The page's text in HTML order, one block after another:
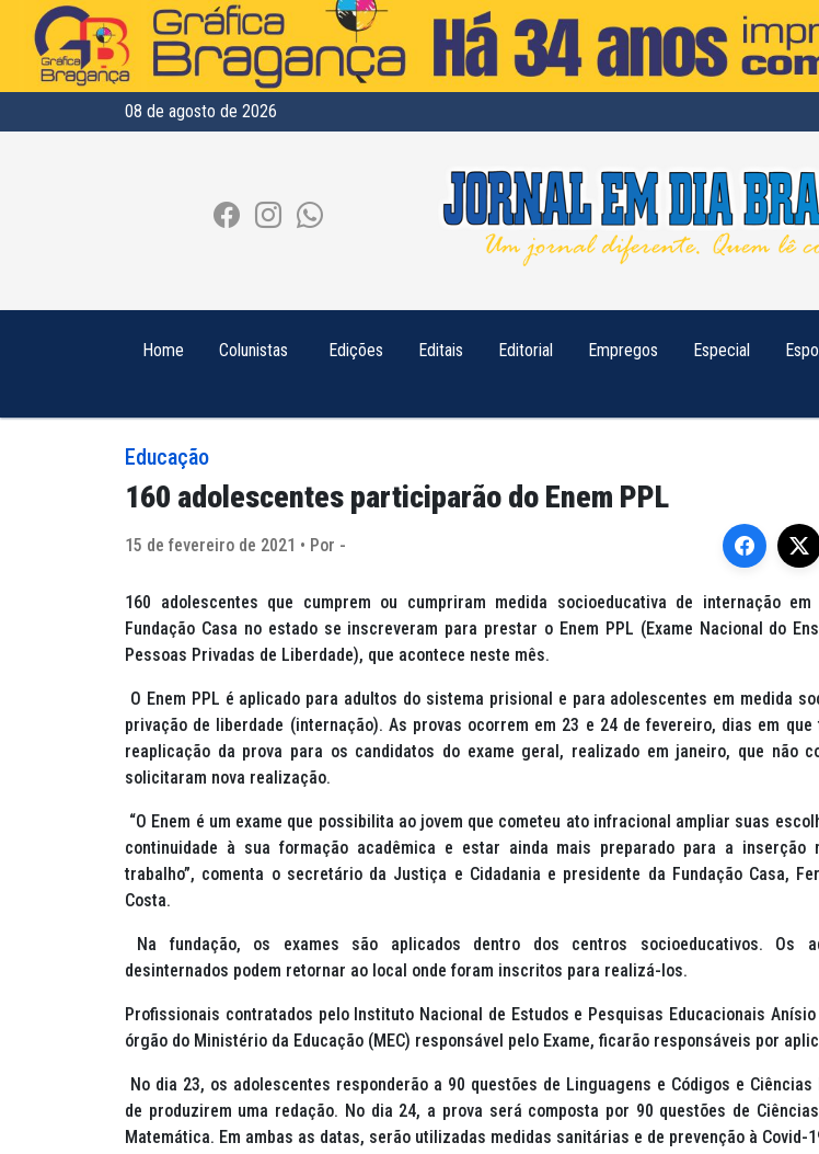
08 de agosto de 2026
Home Colunistas Edições Editais Editorial Empregos Especial
Educação
160 adolescentes participarão do Enem PPL
15 de fevereiro de 2021 • Por -
160 adolescentes que cumprem ou cumpriram medida socioeducativa de internação
Fundação Casa no estado se inscreveram para prestar o Enem PPL (Exame Nacional do
Pessoas Privadas de Liberdade), que acontece neste mês.
O Enem PPL é aplicado para adultos do sistema prisional e para adolescentes em medida
privação de liberdade (internação). As provas ocorrem em 23 e 24 de fevereiro, dias em que
reaplicação da prova para os candidatos do exame geral, realizado em janeiro, que não
solicitaram nova realização.
“O Enem é um exame que possibilita ao jovem que cometeu ato infracional ampliar suas
continuidade à sua formação acadêmica e estar ainda mais preparado para a inserção
trabalho”, comenta o secretário da Justiça e Cidadania e presidente da Fundação Casa,
Costa.
Na fundação, os exames são aplicados dentro dos centros socioeducativos. Os
desinternados podem retornar ao local onde foram inscritos para realizá-los.
Profissionais contratados pelo Instituto Nacional de Estudos e Pesquisas Educacionais
órgão do Ministério da Educação (MEC) responsável pelo Exame, ficarão responsáveis por
No dia 23, os adolescentes responderão a 90 questões de Linguagens e Códigos e Ciências
de produzirem uma redação. No dia 24, a prova será composta por 90 questões de
Matemática. Em ambas as datas, serão utilizadas medidas sanitárias e de prevenção à Covid-